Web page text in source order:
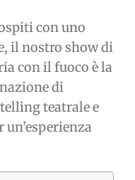
con uno
il nostro show di
con il fuoco è la
di
teatrale e